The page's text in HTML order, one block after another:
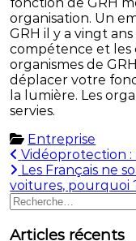
organisation. Un
GRH il y a vingt
compétence et les
organismes de
déplacer votre
la lumière. Les
servies.
Entreprise
Navigation
de
l’article
Vidéoprotection
Les Français ne
voitures, pourquoi
Rechercher
:
Articles récents